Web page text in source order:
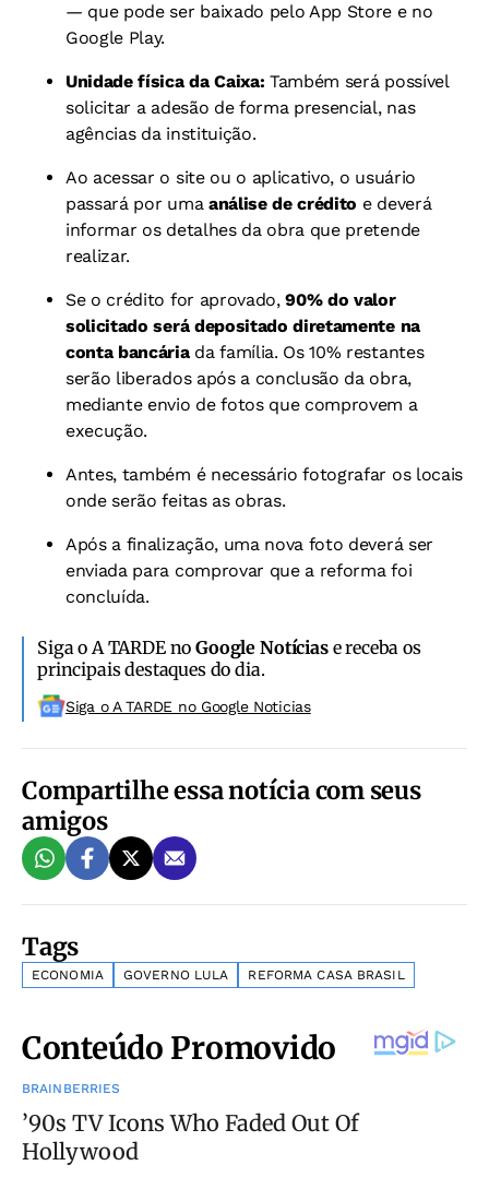
— que pode ser baixado pelo App Store e no
Google Play.
Unidade física da Caixa: Também será possível
solicitar a adesão de forma presencial, nas
agências da instituição.
Ao acessar o site ou o aplicativo, o usuário
passará por uma análise de crédito e deverá
informar os detalhes da obra que pretende
realizar.
Se o crédito for aprovado,90% do valor
solicitado será depositado diretamente na
conta bancáriada família. Os 10% restantes
serão liberados após a conclusão da obra,
mediante envio de fotos que comprovem a
execução.
Antes, também é necessário fotografar os locais
onde serão feitas as obras.
Após a finalização, uma nova foto deverá ser
enviada para comprovar que a reforma foi
concluída.
Siga o A TARDE noGoogle Notíciase receba os
principais destaques do dia.
Siga o A TARDE no Google Noticias
Compartilhe essa notícia com seus
amigos
Tags
ECONOMIA GOVERNO LULA REFORMA CASA BRASIL